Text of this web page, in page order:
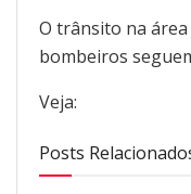
O trânsito na
bombeiros
Veja:
Posts